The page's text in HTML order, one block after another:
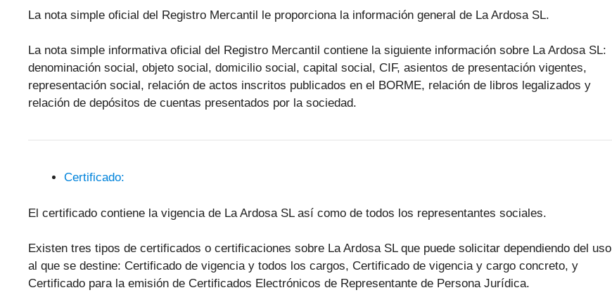
La nota simple oficial del Registro Mercantil le proporciona la información general de La Ardosa SL.
La nota simple informativa oficial del Registro Mercantil contiene la siguiente información sobre La Ardosa SL:
denominación social, objeto social, domicilio social, capital social, CIF, asientos de presentación vigentes,
representación social, relación de actos inscritos publicados en el BORME, relación de libros legalizados y
relación de depósitos de cuentas presentados por la sociedad.
Certificado:
El certificado contiene la vigencia de La Ardosa SL así como de todos los representantes sociales.
Existen tres tipos de certificados o certificaciones sobre La Ardosa SL que puede solicitar dependiendo del uso
al que se destine: Certificado de vigencia y todos los cargos, Certificado de vigencia y cargo concreto, y
Certificado para la emisión de Certificados Electrónicos de Representante de Persona Jurídica.